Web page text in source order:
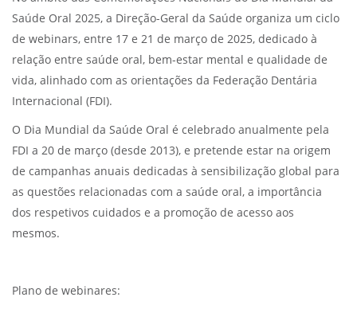
Saúde Oral 2025, a Direção-Geral da Saúde organiza um ciclo
de webinars, entre 17 e 21 de março de 2025, dedicado à
relação entre saúde oral, bem-estar mental e qualidade de
vida, alinhado com as orientações da Federação Dentária
Internacional (FDI).
O Dia Mundial da Saúde Oral é celebrado anualmente pela
FDI a 20 de março (desde 2013), e pretende estar na origem
de campanhas anuais dedicadas à sensibilização global para
as questões relacionadas com a saúde oral, a importância
dos respetivos cuidados e a promoção de acesso aos
mesmos.
Plano de webinares: